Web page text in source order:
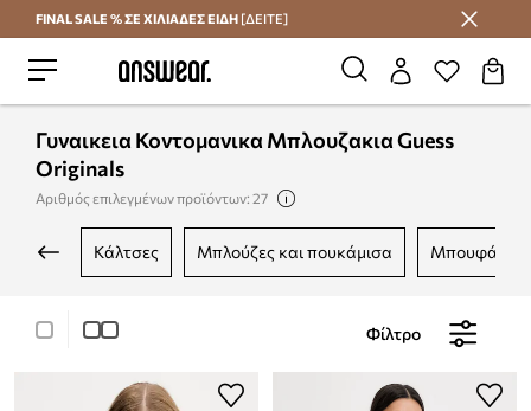
Εξοικονομήστε με το Answear Club
FINAL SALE % ΣΕ ΧΙΛΙΑΔΕΣ ΕΙΔΗ [ΔΕΙΤΕ]
Γυναικεια Κοντομανικα Μπλουζακια Guess
Originals
Αριθμός επιλεγμένων προϊόντων: 27
κάλτσες μπλούζες και πουκάμισα μπουφάν
Φίλτρο